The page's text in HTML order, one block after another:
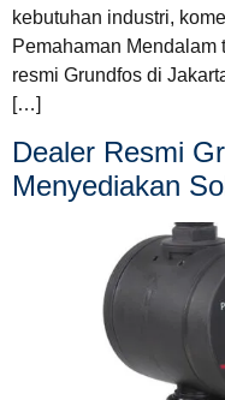
kebutuhan industri,
Pemahaman Mendalam
resmi Grundfos di
[…]
Dealer Resmi
Menyediakan